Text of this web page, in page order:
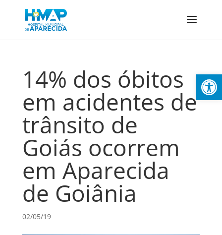
Abrir
14% dos óbitos
em acidentes de
trânsito de
Goiás ocorrem
em Aparecida
de Goiânia
02/05/19